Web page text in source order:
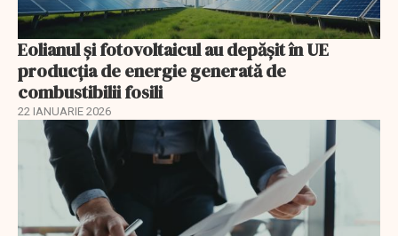
Eolianul și fotovoltaicul au depășit în UE
producția de energie generată de
combustibilii fosili
22 IANUARIE 2026